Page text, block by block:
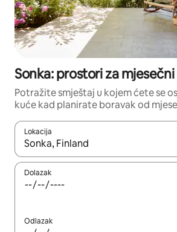
Sonka: prostori za
Potražite smještaj u kojem ćete se
kuće kad planirate boravak od
Lokacija
Kada budu dostupni rezultati, moći
Dolazak
Odlazak